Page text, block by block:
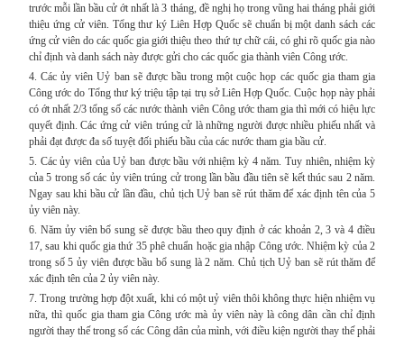
trước mỗi lần bầu cử ớt nhất là 3 tháng, đề nghị họ trong vũng hai tháng phải giới
thiệu ứng cử viên. Tổng thư ký Liên Hợp Quốc sẽ chuẩn bị một danh sách các
ứng cử viên do các quốc gia giới thiệu theo thứ tự chữ cái, có ghi rõ quốc gia nào
chỉ định và danh sách này được gửi cho các quốc gia thành viên Công ước.
4. Các ủy viên Uỷ ban sẽ được bầu trong một cuộc họp các quốc gia tham gia
Công ước do Tổng thư ký triệu tập tại trụ sở Liên Hợp Quốc. Cuộc họp này phải
có ớt nhất 2/3 tổng số các nước thành viên Công ước tham gia thì mới có hiệu lực
quyết định. Các ứng cử viên trúng cử là những người được nhiều phiếu nhất và
phải đạt được đa số tuyệt đối phiếu bầu của các nước tham gia bầu cử.
5. Các ủy viên của Uỷ ban được bầu với nhiệm kỳ 4 năm. Tuy nhiên, nhiệm kỳ
của 5 trong số các ủy viên trúng cử trong lần bầu đầu tiên sẽ kết thúc sau 2 năm.
Ngay sau khi bầu cử lần đầu, chủ tịch Uỷ ban sẽ rút thăm để xác định tên của 5
ủy viên này.
6. Năm ủy viên bổ sung sẽ được bầu theo quy định ở các khoản 2, 3 và 4 điều
17, sau khi quốc gia thứ 35 phê chuẩn hoặc gia nhập Công ước. Nhiệm kỳ của 2
trong số 5 ủy viên được bầu bổ sung là 2 năm. Chủ tịch Uỷ ban sẽ rút thăm để
xác định tên của 2 ủy viên này.
7. Trong trường hợp đột xuất, khi có một uỷ viên thôi không thực hiện nhiệm vụ
nữa, thì quốc gia tham gia Công ước mà ủy viên này là công dân cần chỉ định
người thay thế trong số các Công dân của mình, với điều kiện người thay thế phải